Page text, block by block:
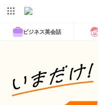
ビジネス英会話